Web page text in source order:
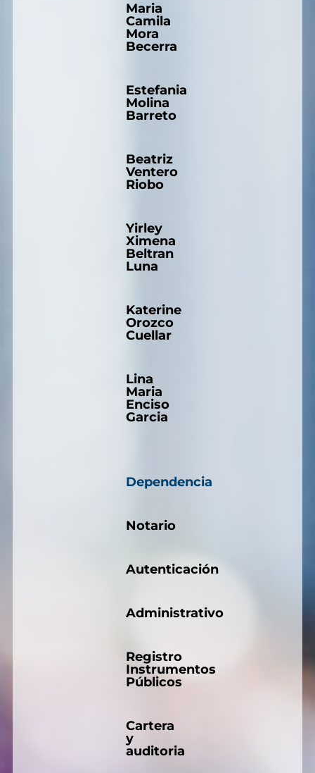
Maria
Camila
Mora
Becerra
Estefania
Molina
Barreto
Beatriz
Ventero
Riobo
Yirley
Ximena
Beltran
Luna
Katerine
Orozco
Cuellar
Lina
Maria
Enciso
Garcia
Dependencia
Notario
Autenticación
Administrativo
Registro
Instrumentos
Públicos
Cartera
y
auditoria